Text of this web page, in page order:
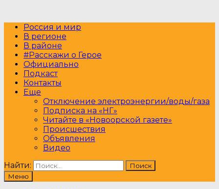
Россия и мир
В регионе
В районе
#Расскажи о Герое
Официально
Подкаст
Контакты
Еще
Отключение электроэнергии/воды/газа
Подписка на «НГ»
Читайте в «Новоорской газете»
Происшествия
Объявления
Видео
Найти:
Меню